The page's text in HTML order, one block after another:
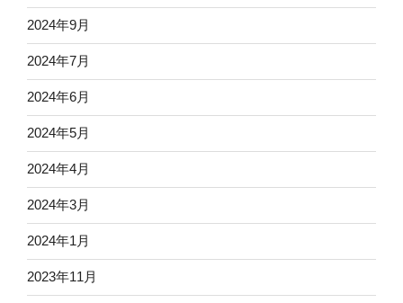
2024年9月
2024年7月
2024年6月
2024年5月
2024年4月
2024年3月
2024年1月
2023年11月